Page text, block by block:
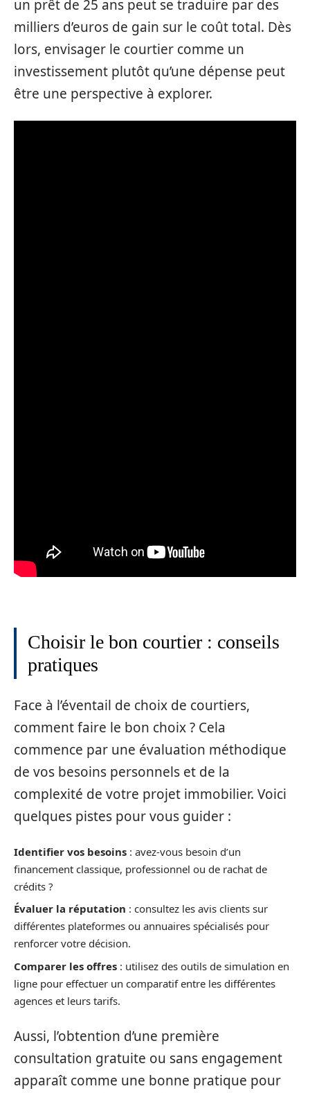
un prêt de 25 ans peut se traduire par des
milliers d’euros de gain sur le coût total. Dès
lors, envisager le courtier comme un
investissement plutôt qu’une dépense peut
être une perspective à explorer.
Choisir le bon courtier : conseils
pratiques
Face à l’éventail de choix de courtiers,
comment faire le bon choix ? Cela
commence par une évaluation méthodique
de vos besoins personnels et de la
complexité de votre projet immobilier. Voici
quelques pistes pour vous guider :
Identifier vos besoins : avez-vous besoin d’un
financement classique, professionnel ou de rachat de
crédits ?
Évaluer la réputation : consultez les avis clients sur
différentes plateformes ou annuaires spécialisés pour
renforcer votre décision.
Comparer les offres : utilisez des outils de simulation en
ligne pour effectuer un comparatif entre les différentes
agences et leurs tarifs.
Aussi, l’obtention d’une première
consultation gratuite ou sans engagement
apparaît comme une bonne pratique pour